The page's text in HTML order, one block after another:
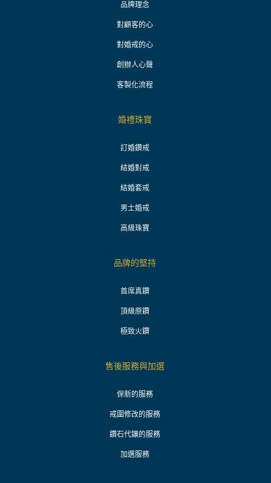
品牌理念
對顧客的心
對婚戒的心
創辦人心聲
客製化流程
婚禮珠寶
訂婚鑽戒
結婚對戒
結婚套戒
男士婚戒
高級珠寶
品牌的堅持
首席真鑽
頂級原鑽
極致火鑽
售後服務與加選
保新的服務
戒圍修改的服務
鑽石代鑲的服務
加選服務